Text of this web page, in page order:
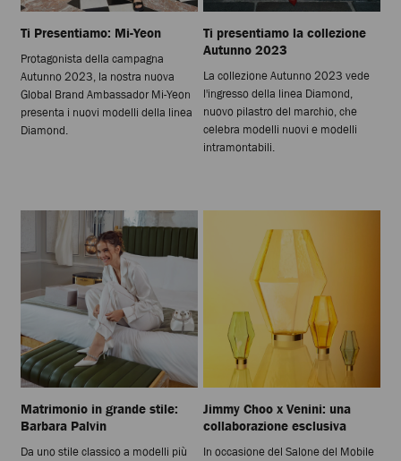
Ti Presentiamo: Mi-Yeon
Protagonista della campagna
Autunno 2023, la nostra nuova
Global Brand Ambassador Mi-Yeon
presenta i nuovi modelli della linea
Diamond.
Ti presentiamo la collezione
Autunno 2023
La collezione Autunno 2023 vede
l'ingresso della linea Diamond,
nuovo pilastro del marchio, che
celebra modelli nuovi e modelli
intramontabili.
Matrimonio in grande stile:
Barbara Palvin
Da uno stile classico a modelli più
Jimmy Choo x Venini: una
collaborazione esclusiva
In occasione del Salone del Mobile